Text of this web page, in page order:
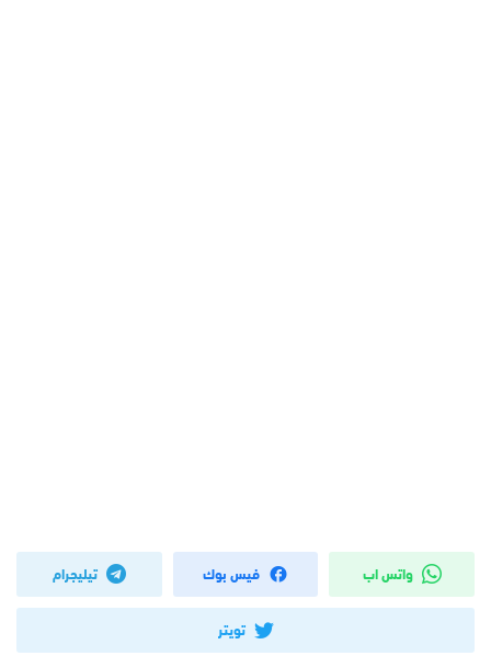
واتس اب فيس بوك تيليجرام
تويتر